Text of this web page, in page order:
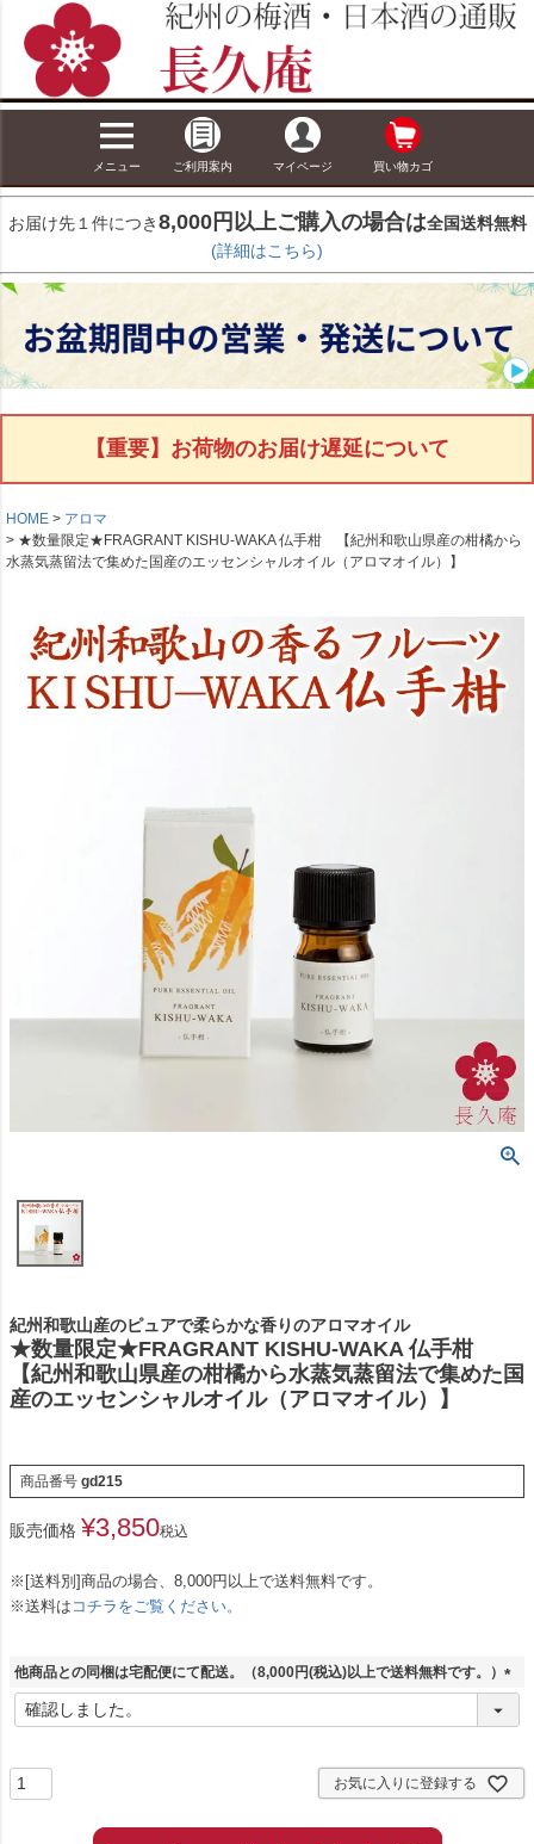
メニュー ご利用案内 マイページ 買い物カゴ
お届け先１件につき8,000円以上ご購入の場合は全国送料無料
(詳細はこちら)
【重要】お荷物のお届け遅延について
HOME
アロマ
★数量限定★FRAGRANT KISHU-WAKA 仏手柑 【紀州和歌山県産の柑橘から
水蒸気蒸留法で集めた国産のエッセンシャルオイル（アロマオイル）】
紀州和歌山産のピュアで柔らかな香りのアロマオイル
★数量限定★FRAGRANT KISHU-WAKA 仏手柑
【紀州和歌山県産の柑橘から水蒸気蒸留法で集めた国
産のエッセンシャルオイル（アロマオイル）】
商品番号 gd215
販売価格 ¥3,850税込
※[送料別]商品の場合、8,000円以上で送料無料です。
※送料は コチラをご覧ください。
他商品との同梱は宅配便にて配送。（8,000円(税込)以上で送料無料です。）
(
お気に入りに登録する